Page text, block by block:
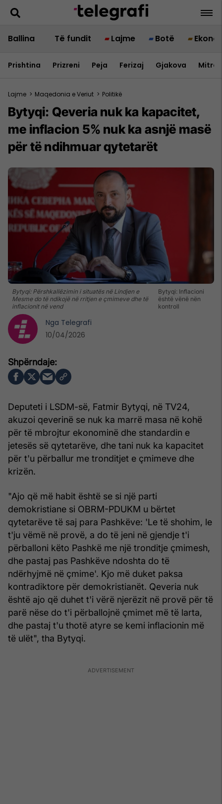
Ballina Të fundit Lajme Botë
Prishtina Prizreni Peja Ferizaj Gjakova
Lajme > Maqedonia e Veriut > Politikë
Bytyqi: Qeveria nuk ka kapacitet,
me inflacion 5% nuk ka asnjë masë
për të ndihmuar qytetarët
Bytyqi: Përshkallëzimin i situatës në Lindjen e
Mesme do të ndikojë në rritjen e çmimeve dhe të
inflacionit në vend
Bytyqi: Inflacioni
është vënë nën
kontroll
Deputeti i LSDM-së, Fatmir Bytyqi, në TV24,
akuzoi qeverinë se nuk ka marrë masa në kohë
për të mbrojtur ekonominë dhe standardin e
jetesës së qytetarëve, dhe tani nuk ka kapacitet
për t'u përballur me tronditjet e çmimeve dhe
krizën.
"Ajo që më habit është se si një parti
demokristiane si OBRM-PDUKM u bërtet
qytetarëve të saj para Pashkëve: 'Le të shohim, le
t'ju vëmë në provë, a do të jeni në gjendje t'i
përballoni këto Pashkë me një tronditje çmimesh,
dhe pastaj pas Pashkëve ndoshta do të
ndërhyjmë në çmime'. Kjo më duket paksa
kontradiktore për demokristianët. Qeveria nuk
është ajo që duhet t'i vërë njerëzit në provë për të
parë nëse do t'i përballojnë çmimet më të larta,
dhe pastaj t'u thotë atyre se kemi inflacionin më
të ulët", tha Bytyqi.
Nga Telegrafi
10/04/2026